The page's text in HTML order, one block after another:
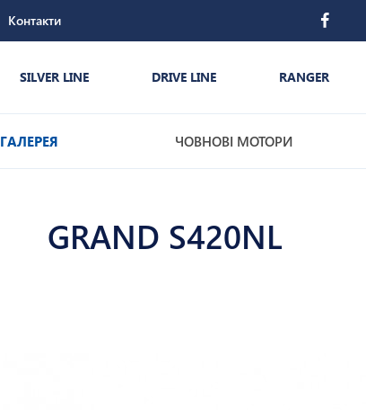
Контакти
SILVER LINE DRIVE LINE RANGER
ГАЛЕРЕЯ ЧОВНОВІ МОТОРИ
GRAND S420NL